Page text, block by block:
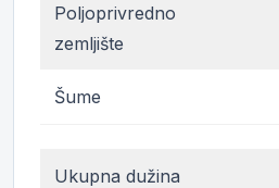
Poljoprivredno
zemljište
Šume
Ukupna dužina